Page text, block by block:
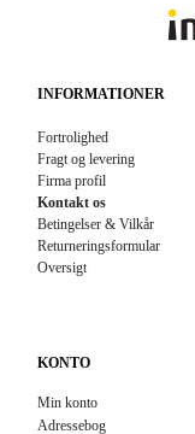
INFORMATIONER
Fortrolighed
Fragt og levering
Firma profil
Kontakt os
Betingelser & Vilkår
Returneringsformular
Oversigt
KONTO
Min konto
Adressebog